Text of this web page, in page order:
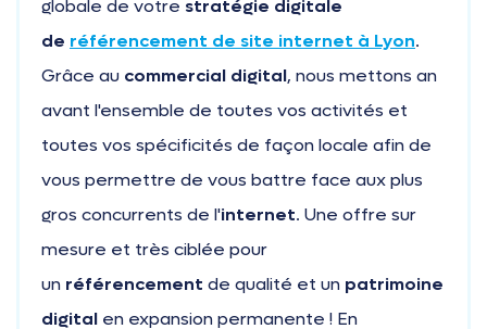
globale de votre stratégie digitale
de référencement de site internet à Lyon.
Grâce au commercial digital, nous mettons an
avant l'ensemble de toutes vos activités et
toutes vos spécificités de façon locale afin de
vous permettre de vous battre face aux plus
gros concurrents de l'internet. Une offre sur
mesure et très ciblée pour
un référencement de qualité et un patrimoine
digital en expansion permanente ! En